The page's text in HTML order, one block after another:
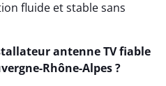
fluide et stable sans
antenne TV fiable
Rhône-Alpes ?